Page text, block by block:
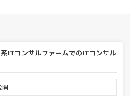
ITコンサルファームでのITコンサル
開